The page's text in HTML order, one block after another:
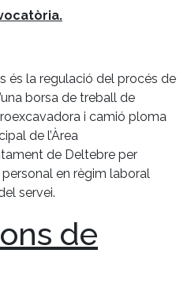
és la regulació del procés de
borsa de treball de
i camió ploma
de l’Àrea
de Deltebre per
en règim laboral
servei.
de